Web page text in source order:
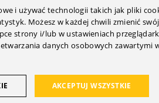
i używać technologii takich jak pliki
Możesz w każdej chwili zmienić
strony i/lub w ustawieniach
danych osobowych zawartymi
AKCEPTUJ WSZYSTKIE